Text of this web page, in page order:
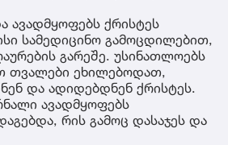
ავადმყოფებს ქრისტეს
სამედიცინო გამოცდილებით,
გარეშე. უსინათლოებს
თვალები ეხილებოდათ,
და ადიდებდნენ ქრისტეს.
ავადმყოფებს
რის გამოც დასაჯეს და